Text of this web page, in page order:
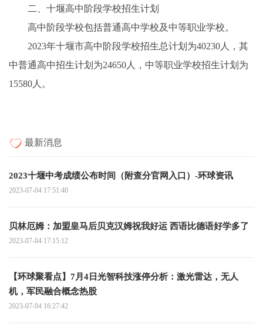
二、十堰高中阶段学校招生计划
高中阶段学校包括普通高中学校及中等职业学校。
2023年十堰市高中阶段学校招生总计划为40230人，其
中普通高中招生计划为24650人，中等职业学校招生计划为
15580人。
最新消息
2023十堰中考成绩公布时间（附查分官网入口）-环球资讯
2023-07-04 17:51:40
贝林厄姆：加盟皇马后贝克汉姆祝我好运 西语比德语好学多了
2023-07-04 17:15:12
【环球聚看点】7月4日光智科技涨停分析：激光雷达，无人
机，军民融合概念热股
2023-07-04 16:27:42